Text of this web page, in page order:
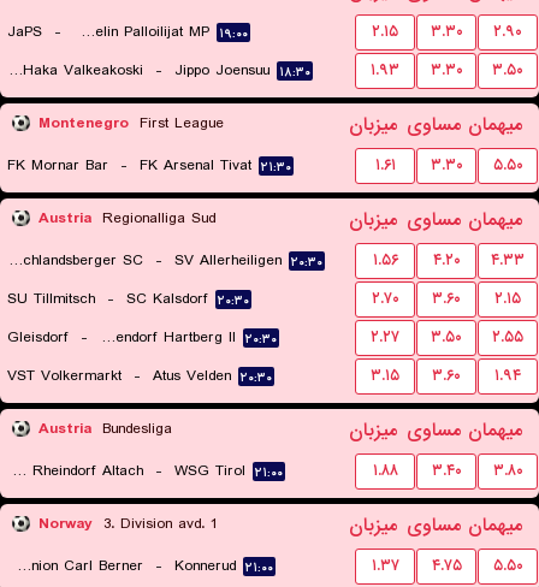
JaPS - Mikkelin Palloilijat MP ۱۹:۰۰ ۲.۱۵ ۳.۳۰
۲.۹۰
FC Haka Valkeakoski
- Jippo Joensuu ۱۸:۳۰ ۱.۹۳ ۳.۳۰ ۳.۵۰
Montenegro First League میزبان مساوی میهمان
FK Mornar Bar - FK Arsenal Tivat ۲۱:۳۰ ۱.۶۱ ۳.۳۰ ۵.۵۰
Austria Regionalliga Sud میزبان مساوی میهمان
Deutschlandsberger SC - SV Allerheiligen ۲۰:۳۰ ۱.۵۶ ۴.۲۰
۴.۳۳
SU Tillmitsch - SC Kalsdorf ۲۰:۳۰ ۲.۷۰ ۳.۶۰
۲.۱۵
Gleisdorf - FSC Eggendorf Hartberg II ۲۰:۳۰ ۲.۲۷ ۳.۵۰
۲.۵۵
VST Volkermarkt - Atus Velden ۲۰:۳۰ ۳.۱۵ ۳.۶۰ ۱.۹۴
Austria Bundesliga میزبان مساوی میهمان
SC Rheindorf Altach - WSG Tirol ۲۱:۰۰ ۱.۸۸ ۳.۴۰ ۳.۸۰
Norway 3. Division avd. 1 میزبان مساوی میهمان
FK Union Carl Berner - Konnerud ۲۱:۰۰ ۱.۳۷ ۴.۷۵ ۵.۵۰